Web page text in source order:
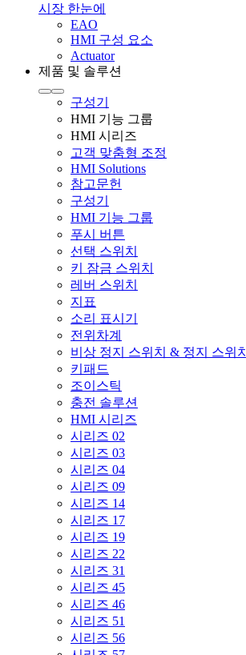
시장 한눈에
EAO
HMI 구성 요소
Actuator
제품 및 솔루션
구성기
HMI 기능 그룹
HMI 시리즈
고객 맞춤형 조정
HMI Solutions
참고문헌
구성기
HMI 기능 그룹
푸시 버튼
선택 스위치
키 잠금 스위치
레버 스위치
지표
소리 표시기
전위차계
비상 정지 스위치 & 정지 스위치
키패드
조이스틱
충전 솔루션
HMI 시리즈
시리즈 02
시리즈 03
시리즈 04
시리즈 09
시리즈 14
시리즈 17
시리즈 19
시리즈 22
시리즈 31
시리즈 45
시리즈 46
시리즈 51
시리즈 56